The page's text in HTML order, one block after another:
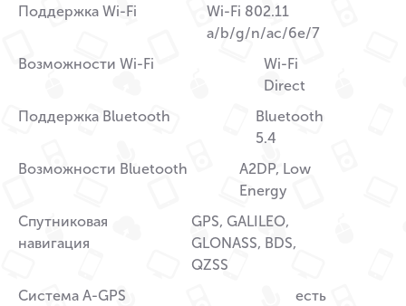
Поддержка Wi-Fi
Wi-Fi 802.11
a/b/g/n/ac/6e/7
Возможности Wi-Fi
Wi-Fi
Direct
Поддержка Bluetooth
Bluetooth
5.4
Возможности Bluetooth
A2DP, Low
Energy
Спутниковая
навигация
GPS, GALILEO,
GLONASS, BDS,
QZSS
Система A-GPS
есть